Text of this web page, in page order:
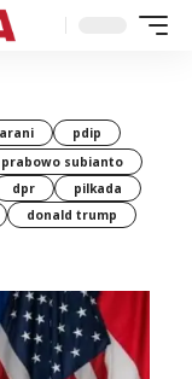
pdip
prabowo subianto
dpr
pilkada
donald trump